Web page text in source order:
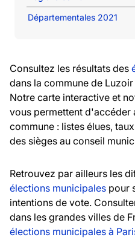
Départementales 2021
Consultez les résultats des
dans la commune de
Notre carte interactive et
vous permettent d'accéder
commune : listes élues,
des sièges au conseil
Retrouvez par ailleurs les
élections municipales pour
intentions de vote.
dans les grandes villes de
élections municipales à